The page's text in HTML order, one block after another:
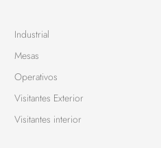
Industrial
Mesas
Operativos
Visitantes Exterior
Visitantes interior